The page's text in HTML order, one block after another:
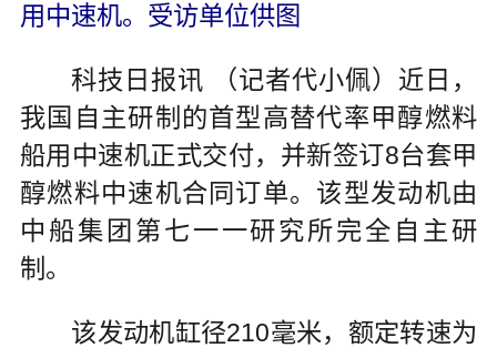
用中速机。受访单位供图
科技日报讯 （记者代小佩）近日，
我国自主研制的首型高替代率甲醇燃料
船用中速机正式交付，并新签订8台套甲
醇燃料中速机合同订单。该型发动机由
中船集团第七一一研究所完全自主研
制。
该发动机缸径210毫米，额定转速为